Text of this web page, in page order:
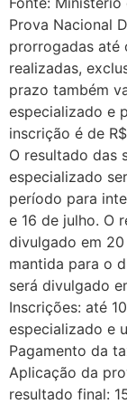
Prova Nacional
prorrogadas até
realizadas,
prazo também
especializado e
inscrição é de
O resultado das
especializado
período para
e 16 de julho. O
divulgado em
mantida para o
será divulgado
Inscrições: até
especializado e
Pagamento da
Aplicação da
resultado final: